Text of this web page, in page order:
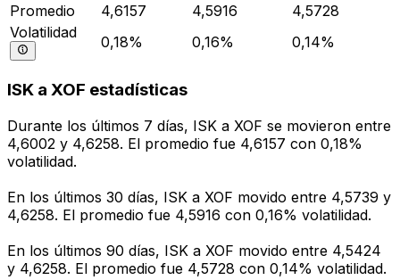
Promedio
4,6157 4,5916
4,5728
Volatilidad
0,18% 0,16% 0,14%
ISK a XOF estadísticas
Durante los últimos 7 días, ISK a XOF se movieron entre
4,6002 y 4,6258. El promedio fue 4,6157 con 0,18%
volatilidad.
En los últimos 30 días, ISK a XOF movido entre 4,5739 y
4,6258. El promedio fue 4,5916 con 0,16% volatilidad.
En los últimos 90 días, ISK a XOF movido entre 4,5424
y 4,6258. El promedio fue 4,5728 con 0,14% volatilidad.